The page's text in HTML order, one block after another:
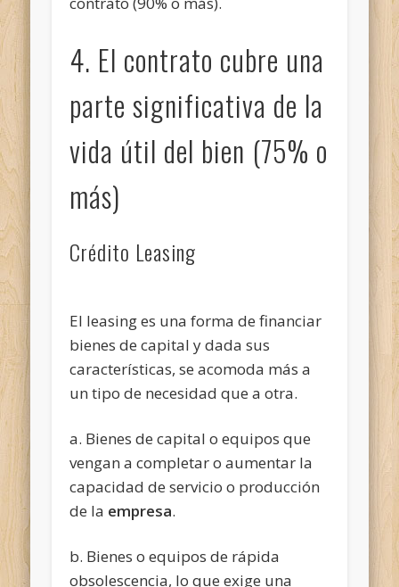
4. El contrato cubre una
parte significativa de la
vida útil del bien (75% o
más)
Crédito Leasing
El leasing es una forma de financiar
bienes de capital y dada sus
características, se acomoda más a
un tipo de necesidad que a otra.
a. Bienes de capital o equipos que
vengan a completar o aumentar la
capacidad de servicio o producción
de la empresa.
b. Bienes o equipos de rápida
obsolescencia, lo que exige una